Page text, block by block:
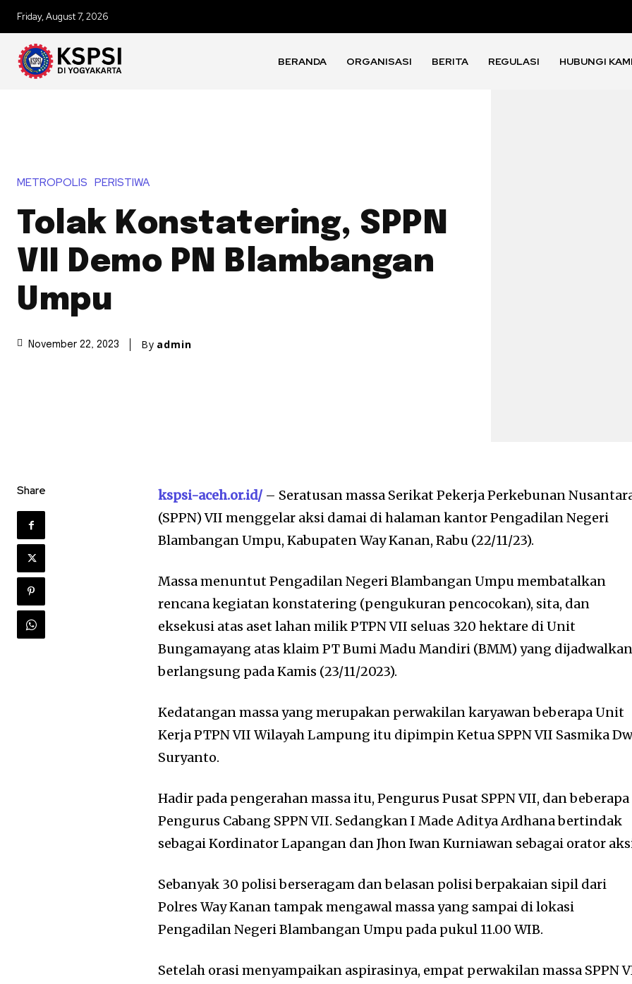
Friday, August 7, 2026
BERANDA ORGANISASI BERITA REGULASI HUBUNGI KAMI
METROPOLIS PERISTIWA
Tolak Konstatering, SPPN
VII Demo PN Blambangan
Umpu
November 22, 2023 By admin
Share kspsi-aceh.or.id/– Seratusan massa Serikat Pekerja Perkebunan
(SPPN) VII menggelar aksi damai di halaman kantor Pengadilan Negeri
Blambangan Umpu, Kabupaten Way Kanan, Rabu (22/11/23).
Massa menuntut Pengadilan Negeri Blambangan Umpu membatalkan
rencana kegiatan konstatering (pengukuran pencocokan), sita, dan
eksekusi atas aset lahan milik PTPN VII seluas 320 hektare di Unit
Bungamayang atas klaim PT Bumi Madu Mandiri (BMM) yang dijadwalkan
berlangsung pada Kamis (23/11/2023).
Kedatangan massa yang merupakan perwakilan karyawan beberapa Unit
Kerja PTPN VII Wilayah Lampung itu dipimpin Ketua SPPN VII Sasmika
Suryanto.
Hadir pada pengerahan massa itu, Pengurus Pusat SPPN VII, dan beberapa
Pengurus Cabang SPPN VII. Sedangkan I Made Aditya Ardhana bertindak
sebagai Kordinator Lapangan dan Jhon Iwan Kurniawan sebagai orator
Sebanyak 30 polisi berseragam dan belasan polisi berpakaian sipil dari
Polres Way Kanan tampak mengawal massa yang sampai di lokasi
Pengadilan Negeri Blambangan Umpu pada pukul 11.00 WIB.
Setelah orasi menyampaikan aspirasinya, empat perwakilan massa SPPN